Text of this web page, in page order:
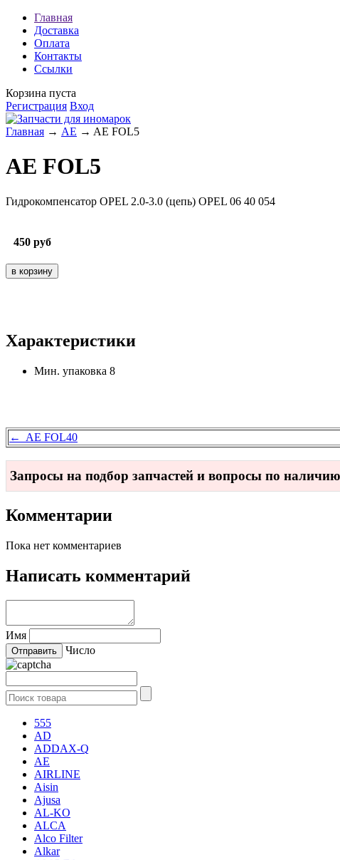
Главная
Доставка
Оплата
Контакты
Ссылки
Корзина пуста
Регистрация Вход
Главная → AE → AE FOL5
AE FOL5
Гидрокомпенсатор OPEL 2.0-3.0 (цепь) OPEL 06 40 054
450 руб
Характеристики
Мин. упаковка 8
← AE FOL40
Запросы на подбор запчастей и вопросы по
Комментарии
Пока нет комментариев
Написать комментарий
Имя
Число
555
AD
ADDAX-Q
AE
AIRLINE
Aisin
Ajusa
AL-KO
ALCA
Alco Filter
Alkar